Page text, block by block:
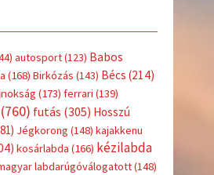
autosport(123) Babos
(168) Birkózás (143) Bécs (214)
(173) ferrari (139)
futás (305) Hosszú
Jégkorong (148) kajakkenu
kosárlabda (166) kézilabda
labdarúgóválogatott(148)